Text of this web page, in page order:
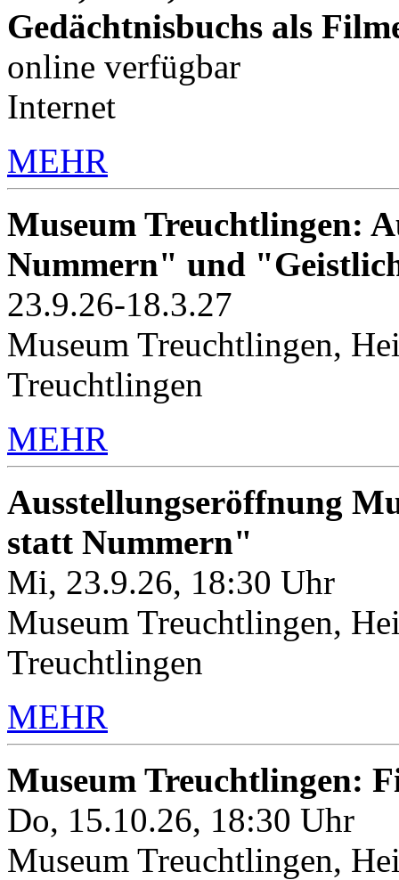
Gedächtnisbuchs als
online verfügbar
Internet
MEHR
Museum Treuchtlingen:
Nummern" und
23.9.26-18.3.27
Museum Treuchtlingen,
Treuchtlingen
MEHR
Ausstellungseröffnung
statt Nummern"
Mi, 23.9.26, 18:30 Uhr
Museum Treuchtlingen,
Treuchtlingen
MEHR
Museum Treuchtlingen:
Do, 15.10.26, 18:30 Uhr
Museum Treuchtlingen,